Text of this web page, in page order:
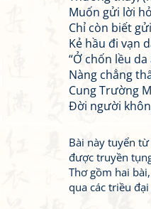
Muốn gửi lời
Chỉ còn biết
Kẻ hầu đi vạn
“Ở chốn lều
Nàng chẳng
Cung Trường
Đời người
Bài này tuyển từ
được truyền
Thơ gồm hai
qua các triều